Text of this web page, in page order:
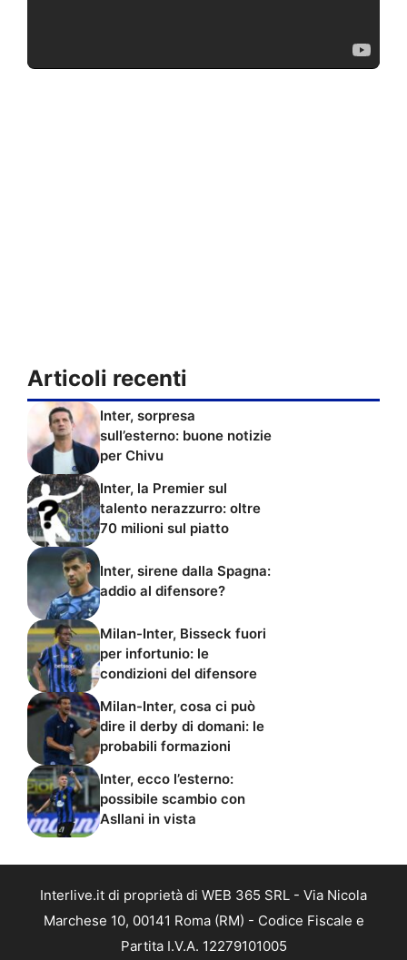
Articoli recenti
Inter, sorpresa
sull’esterno: buone notizie
per Chivu
Inter, la Premier sul
talento nerazzurro: oltre
70 milioni sul piatto
Inter, sirene dalla Spagna:
addio al difensore?
Milan-Inter, Bisseck fuori
per infortunio: le
condizioni del difensore
Milan-Inter, cosa ci può
dire il derby di domani: le
probabili formazioni
Inter, ecco l’esterno:
possibile scambio con
Asllani in vista
Interlive.it di proprietà di WEB 365 SRL - Via Nicola
Marchese 10, 00141 Roma (RM) - Codice Fiscale e
Partita I.V.A. 12279101005